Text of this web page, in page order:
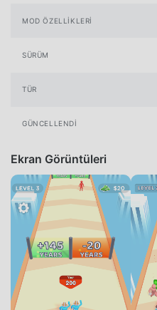
MOD ÖZELLIKLERI
SÜRÜM
TÜR
GÜNCELLENDI
Ekran Görüntüleri